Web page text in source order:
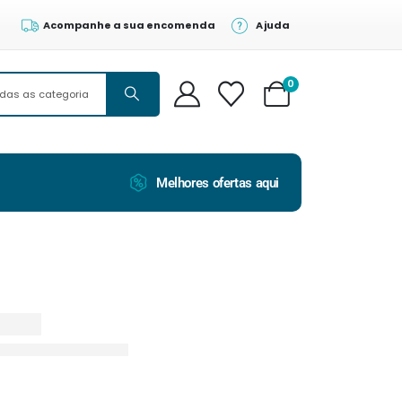
Acompanhe a sua encomenda Ajuda
0
Melhores ofertas aqui